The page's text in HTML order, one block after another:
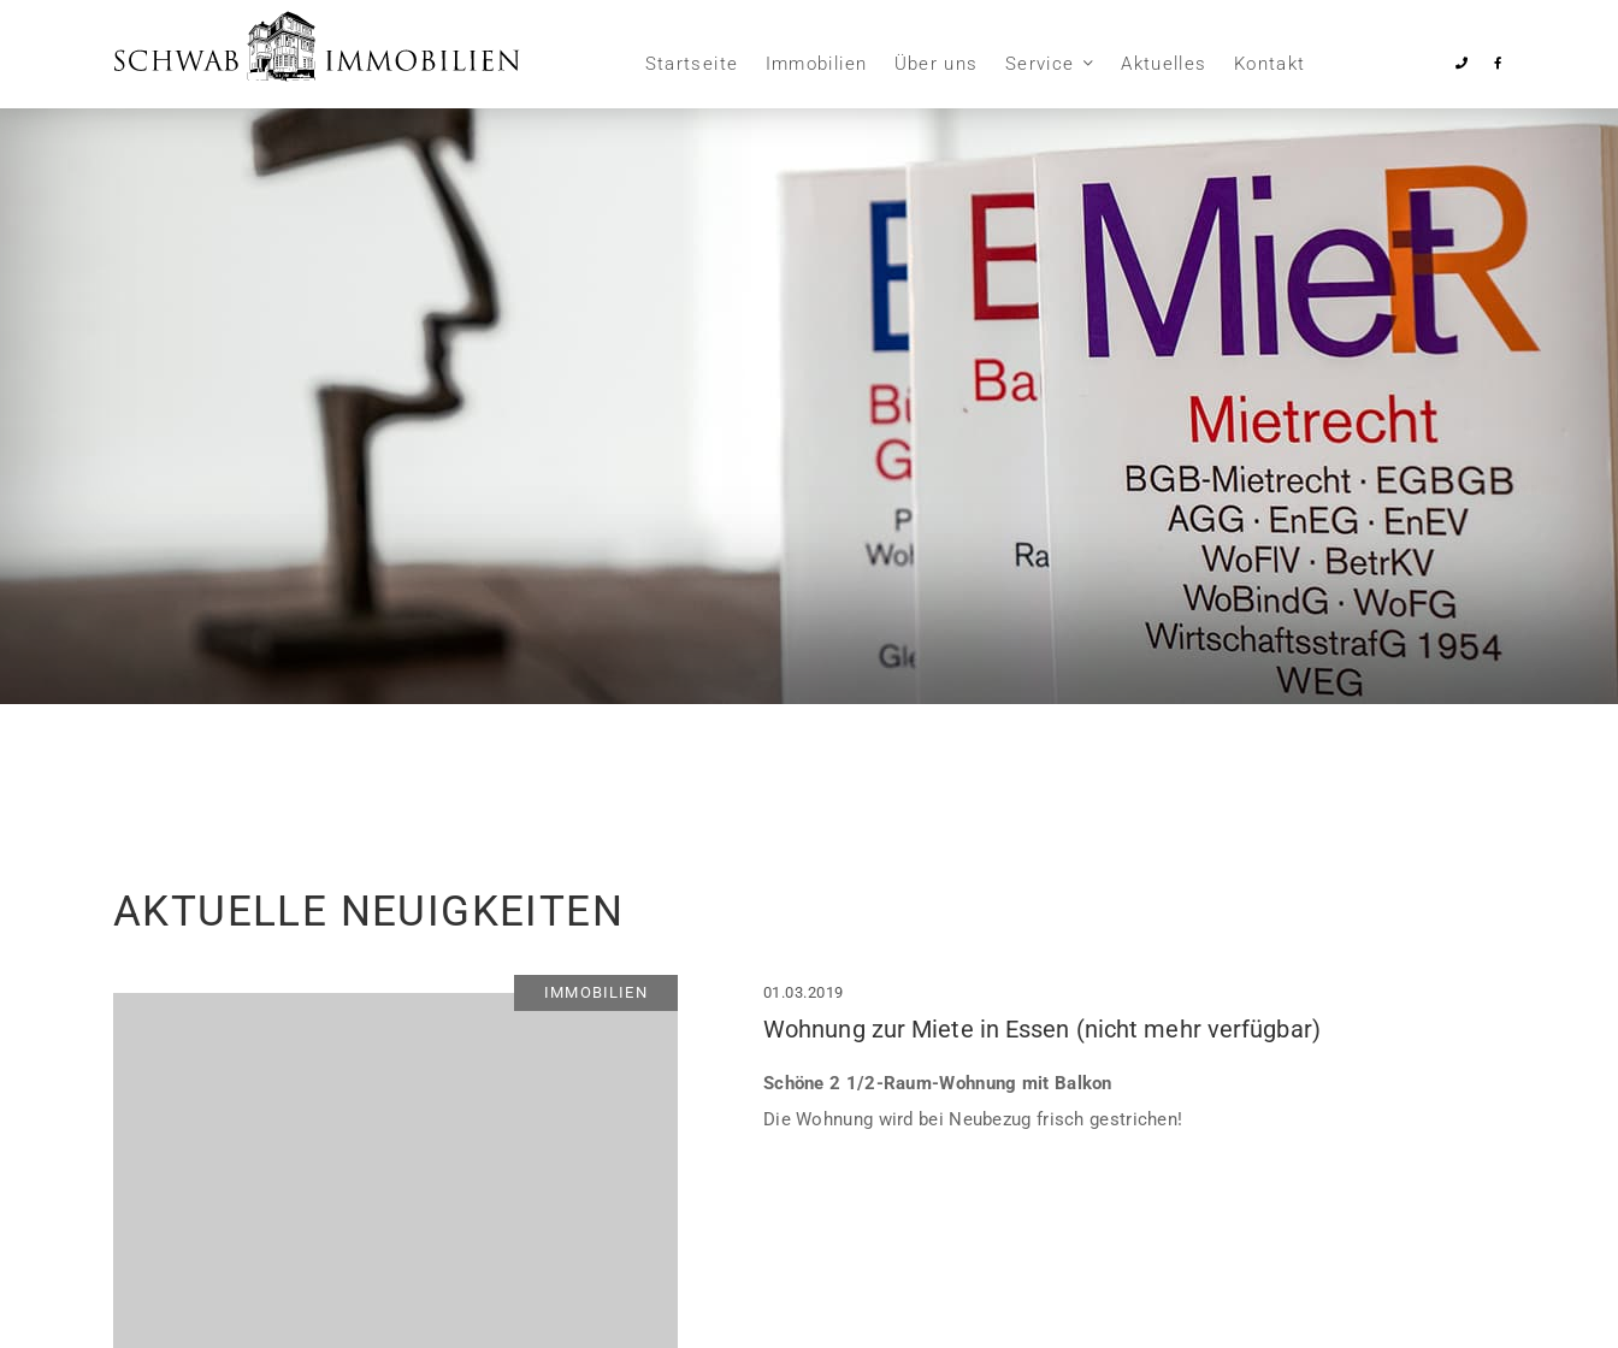
Startseite Immobilien Über uns Service Aktuelles Kontakt
AKTUELLE NEUIGKEITEN
IMMOBILIEN 01.03.2019
Wohnung zur Miete in Essen (nicht mehr verfügbar)
Schöne 2 1/2-Raum-Wohnung mit Balkon
Die Wohnung wird bei Neubezug frisch gestrichen!